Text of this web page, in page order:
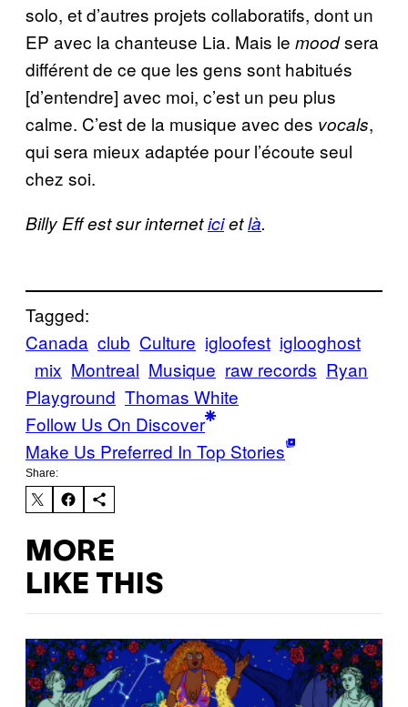
solo, et d’autres projets collaboratifs, dont un
EP avec la chanteuse Lia. Mais le moodsera
différent de ce que les gens sont habitués
[d’entendre] avec moi, c’est un peu plus
calme. C’est de la musique avec des vocals,
qui sera mieux adaptée pour l’écoute seul
chez soi.
Billy Eff est sur interneticietlà.
Tagged:
Canada club Culture igloofest iglooghost
mix Montreal Musique raw records Ryan
Playground Thomas White
Follow Us On Discover
Make Us Preferred In Top Stories
Share:
MORE
LIKE THIS